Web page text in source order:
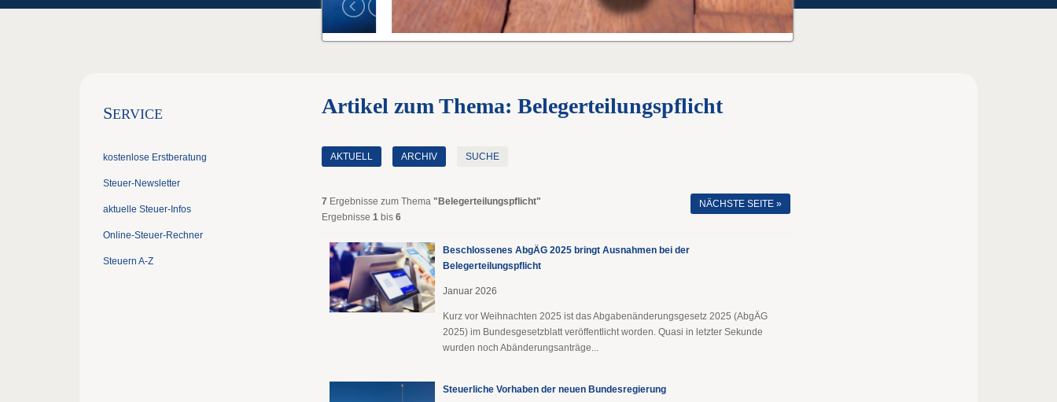
SERVICE
kostenlose Erstberatung
Steuer-Newsletter
aktuelle Steuer-Infos
Online-Steuer-Rechner
Steuern A-Z
Artikel zum Thema: Belegerteilungspflicht
AKTUELL ARCHIV SUCHE
7 Ergebnisse zum Thema "Belegerteilungspflicht"
Ergebnisse 1bis 6
NÄCHSTE SEITE »
Beschlossenes AbgÄG 2025 bringt Ausnahmen bei der
Belegerteilungspflicht
Januar 2026
Kurz vor Weihnachten 2025 ist das Abgabenänderungsgesetz 2025 (AbgÄG
2025) im Bundesgesetzblatt veröffentlicht worden. Quasi in letzter Sekunde
wurden noch Abänderungsanträge...
Steuerliche Vorhaben der neuen Bundesregierung